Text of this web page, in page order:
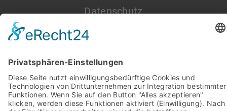
Datenschutz
Impressum